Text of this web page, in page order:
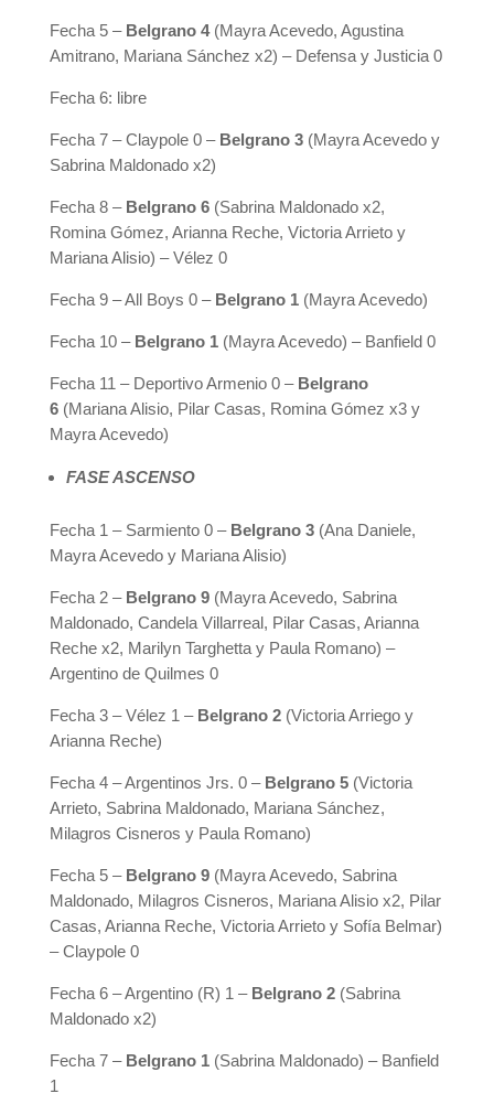
Fecha 5 – Belgrano 4 (Mayra Acevedo, Agustina
Amitrano, Mariana Sánchez x2) – Defensa y Justicia 0
Fecha 6: libre
Fecha 7 – Claypole 0 – Belgrano 3 (Mayra Acevedo y
Sabrina Maldonado x2)
Fecha 8 – Belgrano 6 (Sabrina Maldonado x2,
Romina Gómez, Arianna Reche, Victoria Arrieto y
Mariana Alisio) – Vélez 0
Fecha 9 – All Boys 0 – Belgrano 1 (Mayra Acevedo)
Fecha 10 – Belgrano 1 (Mayra Acevedo) – Banfield 0
Fecha 11 – Deportivo Armenio 0 – Belgrano
6 (Mariana Alisio, Pilar Casas, Romina Gómez x3 y
Mayra Acevedo)
FASE ASCENSO
Fecha 1 – Sarmiento 0 – Belgrano 3 (Ana Daniele,
Mayra Acevedo y Mariana Alisio)
Fecha 2 – Belgrano 9 (Mayra Acevedo, Sabrina
Maldonado, Candela Villarreal, Pilar Casas, Arianna
Reche x2, Marilyn Targhetta y Paula Romano) –
Argentino de Quilmes 0
Fecha 3 – Vélez 1 – Belgrano 2 (Victoria Arriego y
Arianna Reche)
Fecha 4 – Argentinos Jrs. 0 – Belgrano 5 (Victoria
Arrieto, Sabrina Maldonado, Mariana Sánchez,
Milagros Cisneros y Paula Romano)
Fecha 5 – Belgrano 9 (Mayra Acevedo, Sabrina
Maldonado, Milagros Cisneros, Mariana Alisio x2, Pilar
Casas, Arianna Reche, Victoria Arrieto y Sofía Belmar)
– Claypole 0
Fecha 6 – Argentino (R) 1 – Belgrano 2 (Sabrina
Maldonado x2)
Fecha 7 – Belgrano 1 (Sabrina Maldonado) – Banfield
1